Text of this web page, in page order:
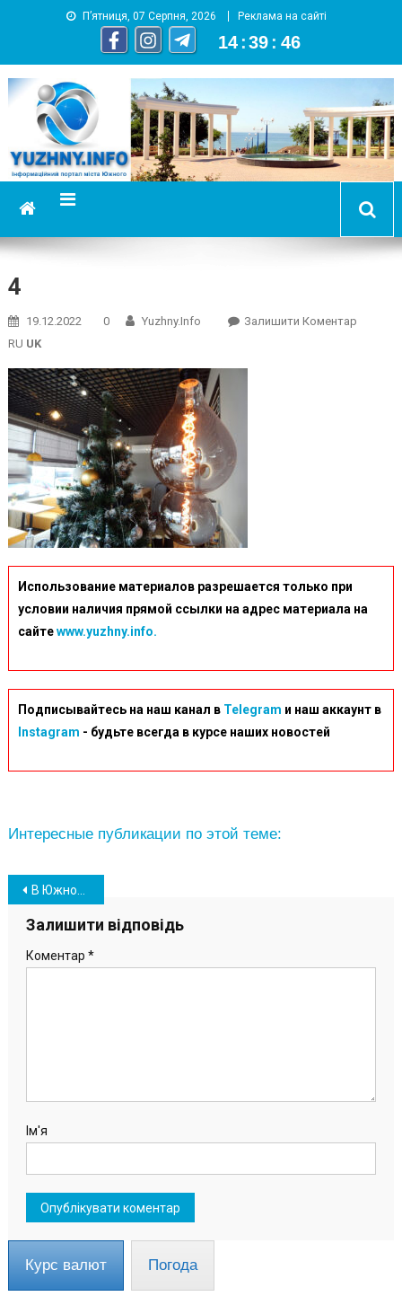
П’ятниця, 07 Серпня, 2026 Реклама на сайті
14 :39 : 46
YUZHNY.INFO
информационный портал города Южный
4
19.12.2022 0 Yuzhny.info Залишити КоментарOn
RU UK
Использование материалов разрешается только при
условии наличия прямой ссылки на адрес материала на
сайтеwww.yuzhny.info.
Подписывайтесь на наш канал в Telegram и наш аккаунт в
Instagram - будьте всегда в курсе наших новостей
Интересные публикации по этой теме:
Навігація
записів
В Южному в центрі міста відкрилось нове кафе – Sun (фото)
Залишити відповідь
Коментар *
Ім'я
Курс валют Погода